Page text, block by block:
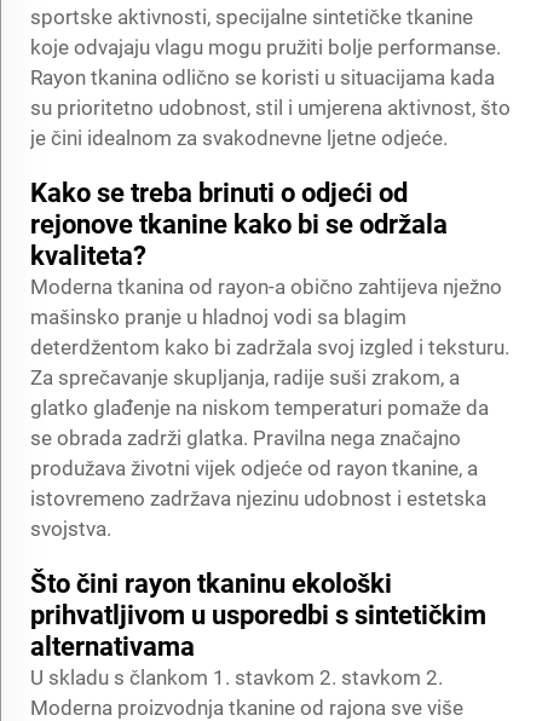
sportske aktivnosti, specijalne sintetičke tkanine
koje odvajaju vlagu mogu pružiti bolje performanse.
Rayon tkanina odlično se koristi u situacijama kada
su prioritetno udobnost, stil i umjerena aktivnost, što
je čini idealnom za svakodnevne ljetne odjeće.
Kako se treba brinuti o odjeći od
rejonove tkanine kako bi se održala
kvaliteta?
Moderna tkanina od rayon-a obično zahtijeva nježno
mašinsko pranje u hladnoj vodi sa blagim
deterdžentom kako bi zadržala svoj izgled i teksturu.
Za sprečavanje skupljanja, radije suši zrakom, a
glatko glađenje na niskom temperaturi pomaže da
se obrada zadrži glatka. Pravilna nega značajno
produžava životni vijek odjeće od rayon tkanine, a
istovremeno zadržava njezinu udobnost i estetska
svojstva.
Što čini rayon tkaninu ekološki
prihvatljivom u usporedbi s sintetičkim
alternativama
U skladu s člankom 1. stavkom 2. stavkom 2.
Moderna proizvodnja tkanine od rajona sve više